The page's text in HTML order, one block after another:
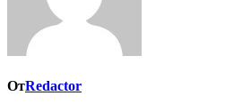
ОтRedactor